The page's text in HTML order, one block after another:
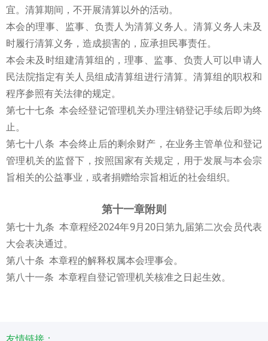
宜。清算期间，不开展清算以外的活动。
本会的理事、监事、负责人为清算义务人。清算义务人未及
时履行清算义务，造成损害的，应承担民事责任。
本会未及时组建清算组的，理事、监事、负责人可以申请人
民法院指定有关人员组成清算组进行清算。清算组的职权和
程序参照有关法律的规定。
第七十七条 本会经登记管理机关办理注销登记手续后即为终
止。
第七十八条 本会终止后的剩余财产，在业务主管单位和登记
管理机关的监督下，按照国家有关规定，用于发展与本会宗
旨相关的公益事业，或者捐赠给宗旨相近的社会组织。
第十一章附则
第七十九条 本章程经2024年9月20日第九届第二次会员代表
大会表决通过。
第八十条 本章程的解释权属本会理事会。
第八十一条 本章程自登记管理机关核准之日起生效。
友情链接：